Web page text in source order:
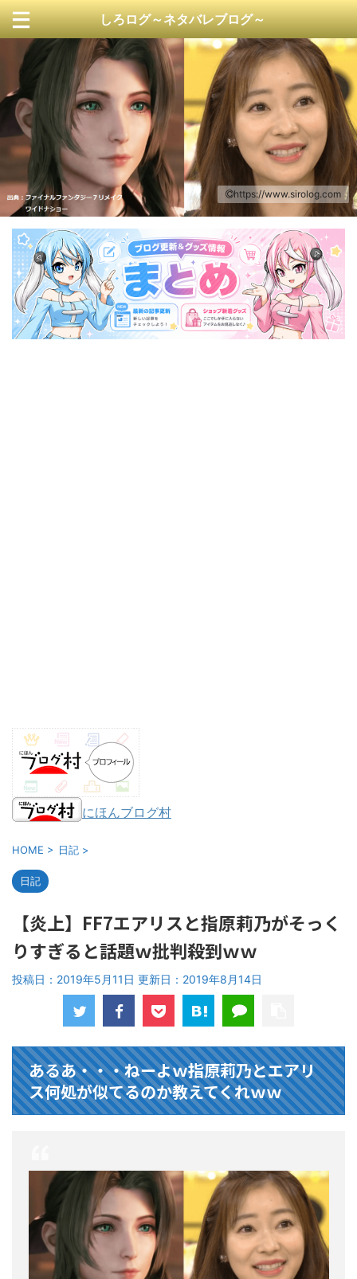
しろログ～ネタバレブログ～
https://www.sirolog.com
にほんブログ村
HOME > 日記 >
日記
【炎上】FF7エアリスと指原莉乃がそっく
りすぎると話題ｗ批判殺到ｗｗ
投稿日：2019年5月11日 更新日： 2019年8月14日
あるあ・・・ねーよｗ指原莉乃とエアリ
ス何処が似てるのか教えてくれｗｗ